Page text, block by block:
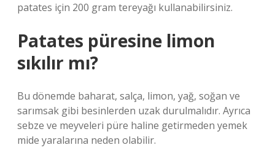
patates için 200 gram tereyağı kullanabilirsiniz.
Patates püresine limon
sıkılır mı?
Bu dönemde baharat, salça, limon, yağ, soğan ve
sarımsak gibi besinlerden uzak durulmalıdır. Ayrıca
sebze ve meyveleri püre haline getirmeden yemek
mide yaralarına neden olabilir.